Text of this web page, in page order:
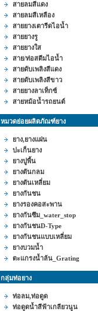
สายลมสีแดง
สายลมสีเหลือง
สายยางเตารีดไอน้ำ
สายยางรู
สายยางใส
สาย/ท่อสตีมไอน้ำ
สายดับเพลิงสีแดง
สายดับเพลิงสีขาว
สายยางลาเท็กซ์
สายหม้อน้ำรถยนต์
หมวดย่อยผลิตภัณฑ์ยาง
ยาง,ยางแผ่น
ปะเก็นยาง
ยางปูพื้น
ยางตันกลม
ยางตันเหลี่ยม
ยางกันชน
ยางรองคอสะพาน
ยางกันซึม_water_stop
ยางกันชนD-Type
ยางกันชนแบบเหลี่ยม
ยางบวมน้ำ
ตะแกรงน้ำล้น_Grating
กลุ่มท่อยาง
ท่อลม,ท่อดูด
ท่อดูดน้ำสีฟ้าเกลียวนูน